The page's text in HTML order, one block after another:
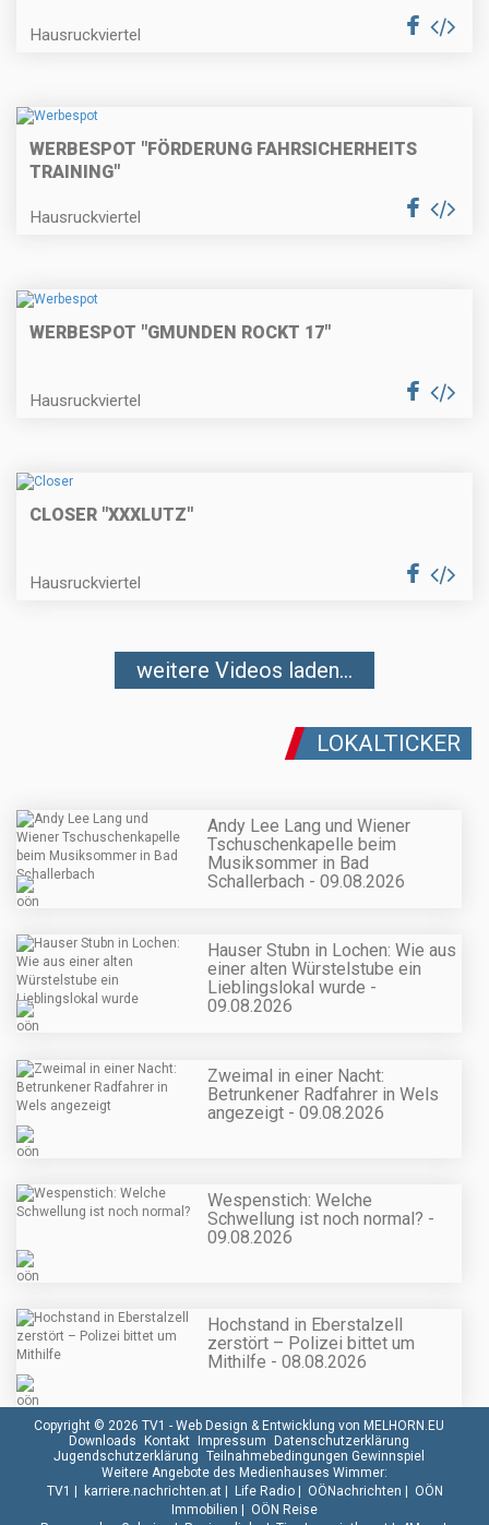
Hausruckviertel
WERBESPOT "FÖRDERUNG FAHRSICHERHEITS
TRAINING"
Hausruckviertel
WERBESPOT "GMUNDEN ROCKT 17"
Hausruckviertel
CLOSER "XXXLUTZ"
Hausruckviertel
weitere Videos laden...
LOKALTICKER
Andy Lee Lang und Wiener
Tschuschenkapelle beim
Musiksommer in Bad
Schallerbach - 09.08.2026
Hauser Stubn in Lochen: Wie aus
einer alten Würstelstube ein
Lieblingslokal wurde -
09.08.2026
Zweimal in einer Nacht:
Betrunkener Radfahrer in Wels
angezeigt - 09.08.2026
Wespenstich: Welche
Schwellung ist noch normal? -
09.08.2026
Hochstand in Eberstalzell
zerstört – Polizei bittet um
Mithilfe - 08.08.2026
Copyright © 2026 TV1 - Web Design & Entwicklung von MELHORN.EU
Downloads
Kontakt Impressum
Datenschutzerklärung
Jugendschutzerklärung Teilnahmebedingungen Gewinnspiel
Weitere Angebote des Medienhauses Wimmer:
TV1
karriere.nachrichten.at| Life Radio| OÖNachrichten
OÖN
Immobilien
OÖN Reise